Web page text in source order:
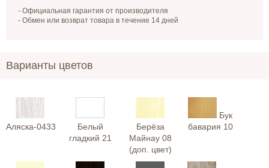
- Официальная гарантия от производителя
- Обмен или возврат товара в течение 14 дней
Варианты цветов
Аляска-0433
Белый
гладкий 21
Берёза
Майнау 08
(доп. цвет)
Бук
бавария 10